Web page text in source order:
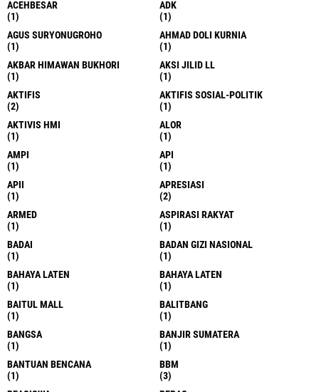
ACEHBESAR
(1)
ADK
(1)
AGUS SURYONUGROHO
(1)
AHMAD DOLI KURNIA
(1)
AKBAR HIMAWAN BUKHORI
(1)
AKSI JILID LL
(1)
AKTIFIS
(2)
AKTIFIS SOSIAL-POLITIK
(1)
AKTIVIS HMI
(1)
ALOR
(1)
AMPI
(1)
API
(1)
APII
(1)
APRESIASI
(2)
ARMED
(1)
ASPIRASI RAKYAT
(1)
BADAI
(1)
BADAN GIZI NASIONAL
(1)
BAHAYA LATEN
(1)
BAHAYA LATEN
(1)
BAITUL MALL
(1)
BALITBANG
(1)
BANGSA
(1)
BANJIR SUMATERA
(1)
BANTUAN BENCANA
(1)
BBM
(3)